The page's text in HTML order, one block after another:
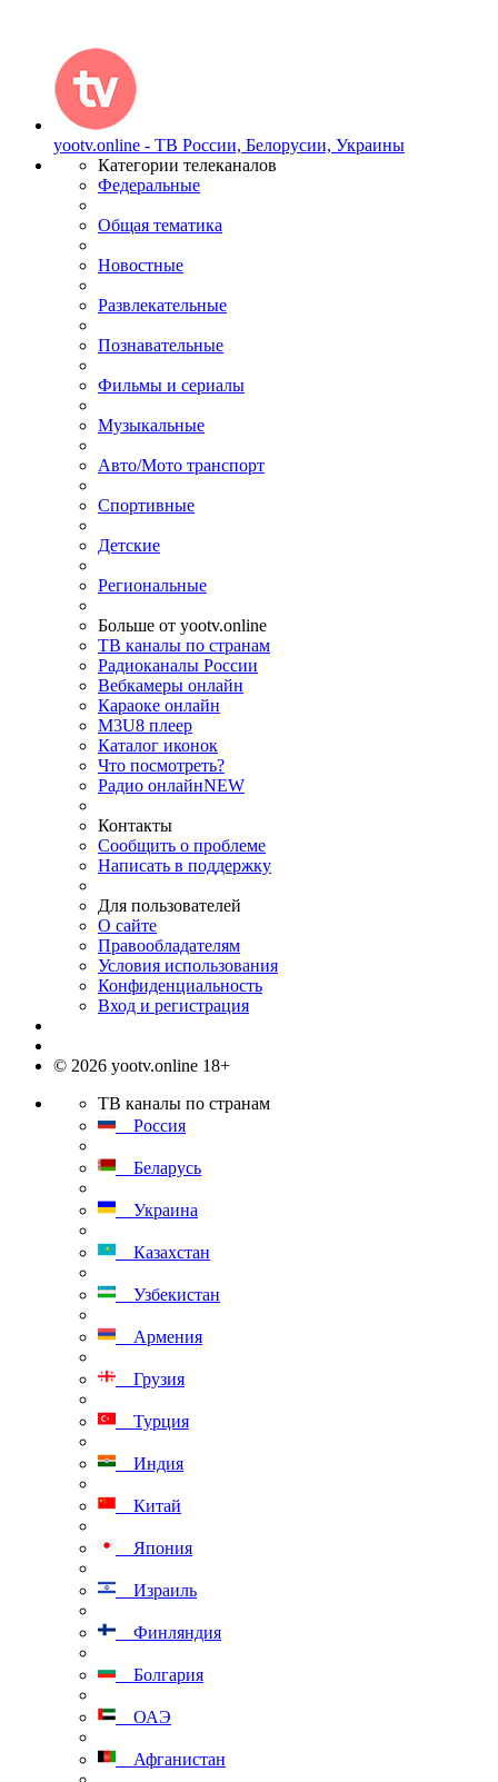
yootv.online - ТВ России, Белорусии, Украины
Категории телеканалов
Федеральные
Общая тематика
Новостные
Развлекательные
Познавательные
Фильмы и сериалы
Музыкальные
Авто/Мото транспорт
Спортивные
Детские
Региональные
Больше от yootv.online
ТВ каналы по странам
Радиоканалы России
Вебкамеры онлайн
Караоке онлайн
M3U8 плеер
Каталог иконок
Что посмотреть?
Радио онлайнNEW
Контакты
Сообщить о проблеме
Написать в поддержку
Для пользователей
О сайте
Правообладателям
Условия использования
Конфиденциальность
Вход и регистрация
© 2026 yootv.online 18+
ТВ каналы по странам
Россия
Беларусь
Украина
Казахстан
Узбекистан
Армения
Грузия
Турция
Индия
Китай
Япония
Израиль
Финляндия
Болгария
ОАЭ
Афганистан